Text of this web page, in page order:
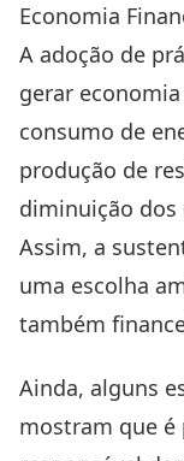
Economia
A adoção de
gerar
consumo de
produção de
diminuição dos
Assim, a
uma escolha
também
Ainda, alguns
mostram que